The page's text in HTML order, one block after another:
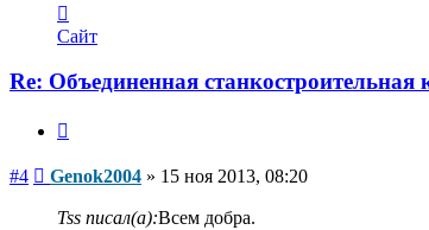
информация
пользователя
Genok2004
Сайт
Re: Объединенная
#4 Сообщение
Genok2004 » 15 ноя 2013, 08:20
Tss писал(а):Всем добра.